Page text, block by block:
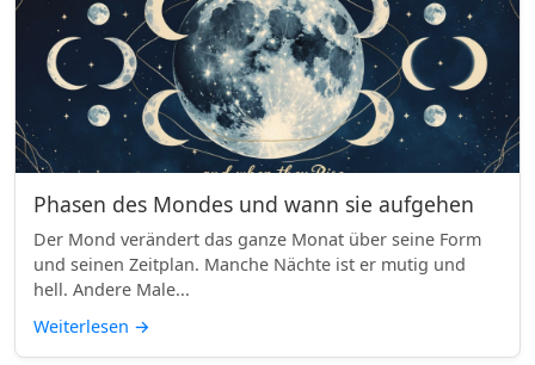
Phasen des Mondes und wann sie aufgehen
Der Mond verändert das ganze Monat über seine Form
und seinen Zeitplan. Manche Nächte ist er mutig und
hell. Andere Male...
Weiterlesen →